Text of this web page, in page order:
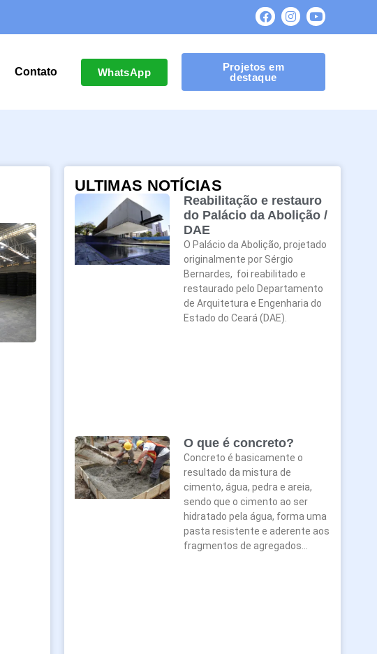
Contato WhatsApp
Projetos em
destaque
ULTIMAS NOTÍCIAS
Reabilitação e restauro
do Palácio da Abolição /
DAE
O Palácio da Abolição, projetado
originalmente por Sérgio
Bernardes, foi reabilitado e
restaurado pelo Departamento
de Arquitetura e Engenharia do
Estado do Ceará (DAE).
O que é concreto?
Concreto é basicamente o
resultado da mistura de
cimento, água, pedra e areia,
sendo que o cimento ao ser
hidratado pela água, forma uma
pasta resistente e aderente aos
fragmentos de agregados…